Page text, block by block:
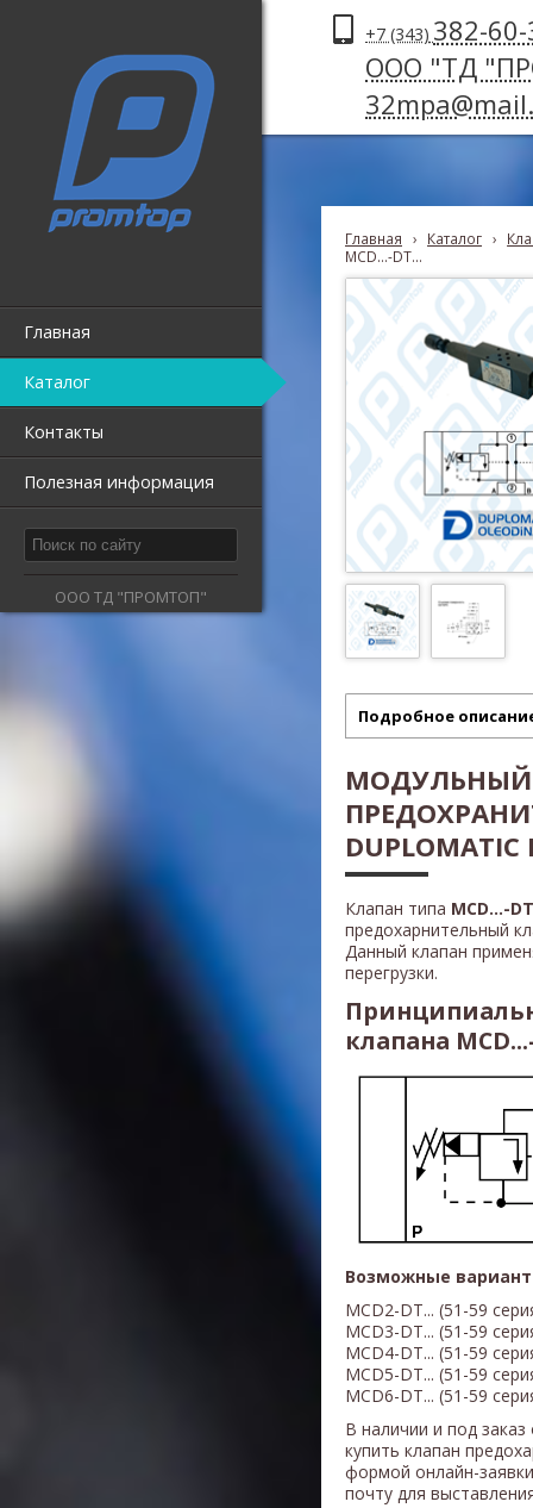
Главная
Каталог
Контакты
Полезная информация
ООО ТД "ПРОМТОП"
+7 (343) 382-
ООО "ТД
Главная › Каталог ›
MCD...-DT...
Подробное
МОДУЛЬНЫЙ
DUPLOMATIC
Клапан типа MCD...-
предохарнительный
Данный клапан
перегрузки.
клапана
Возможные
MCD2-DT... (51-59
MCD3-DT... (51-59
MCD4-DT... (51-59
MCD5-DT... (51-59
MCD6-DT... (51-59
В наличии и под
купить клапан
формой онлайн-
почту для